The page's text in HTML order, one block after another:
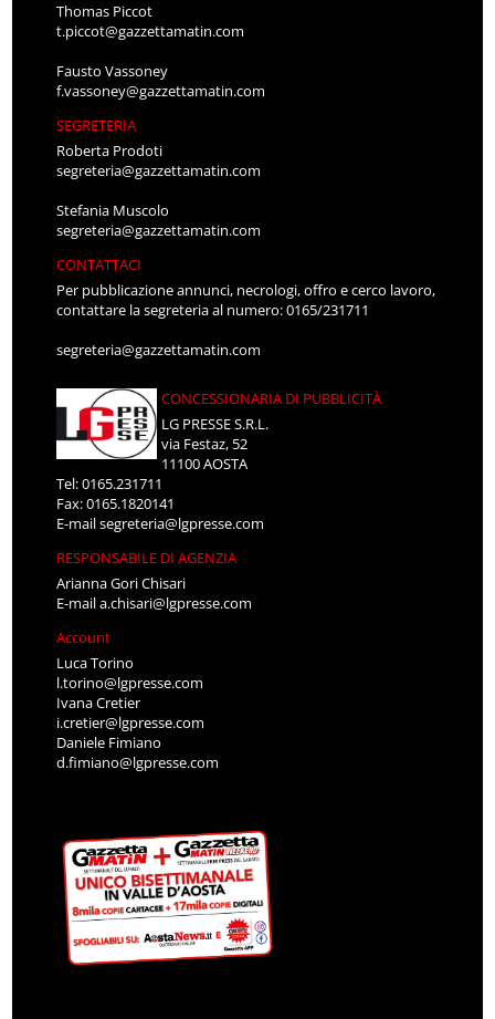
Thomas Piccot
t.piccot@gazzettamatin.com
Fausto Vassoney
f.vassoney@gazzettamatin.com
SEGRETERIA
Roberta Prodoti
segreteria@gazzettamatin.com
Stefania Muscolo
segreteria@gazzettamatin.com
CONTATTACI
Per pubblicazione annunci, necrologi, offro e cerco lavoro,
contattare la segreteria al numero: 0165/231711
segreteria@gazzettamatin.com
CONCESSIONARIA DI PUBBLICITÀ
LG PRESSE S.R.L.
via Festaz, 52
11100 AOSTA
Tel: 0165.231711
Fax: 0165.1820141
E-mailsegreteria@lgpresse.com
RESPONSABILE DI AGENZIA
Arianna Gori Chisari
E-maila.chisari@lgpresse.com
Account
Luca Torino
l.torino@lgpresse.com
Ivana Cretier
i.cretier@lgpresse.com
Daniele Fimiano
d.fimiano@lgpresse.com